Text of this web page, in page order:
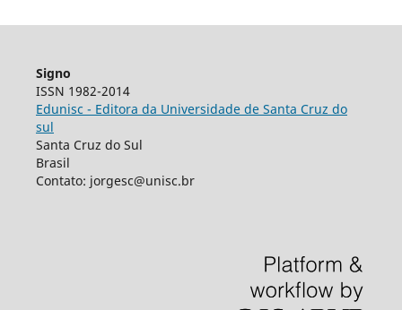
Signo
ISSN 1982-2014
Edunisc - Editora da Universidade de Santa Cruz do
sul
Santa Cruz do Sul
Brasil
Contato: jorgesc@unisc.br